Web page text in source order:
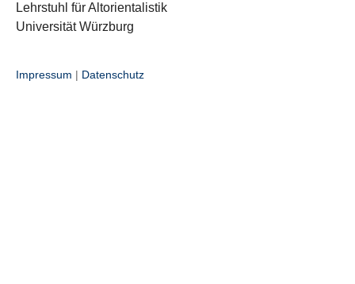
Lehrstuhl für Altorientalistik
Universität Würzburg
Impressum | Datenschutz